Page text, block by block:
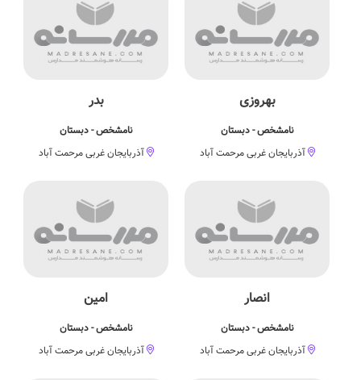
بهروزی
نامشخص - دبستان
آذربایجان غربی مرحمت آباد
بدر
نامشخص - دبستان
آذربایجان غربی مرحمت آباد
انصار
نامشخص - دبستان
آذربایجان غربی مرحمت آباد
امین
نامشخص - دبستان
آذربایجان غربی مرحمت آباد